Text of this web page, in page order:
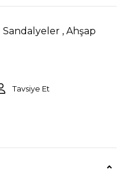
Sandalyeler , Ahşap
Tavsiye Et